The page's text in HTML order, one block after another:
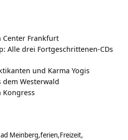
Center Frankfurt
Alle drei Fortgeschrittenen-CDs
und Karma Yogis
Westerwald
Kongress
Meinberg ferien Freizeit